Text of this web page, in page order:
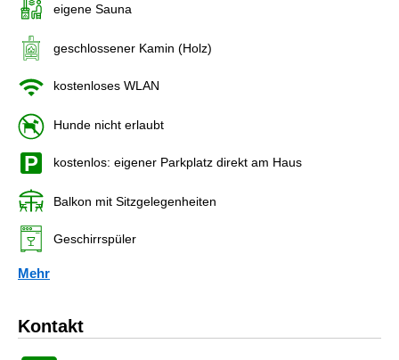
eigene Sauna
geschlossener Kamin (Holz)
kostenloses WLAN
Hunde nicht erlaubt
kostenlos: eigener Parkplatz direkt am Haus
Balkon mit Sitzgelegenheiten
Geschirrspüler
Mehr
Kontakt